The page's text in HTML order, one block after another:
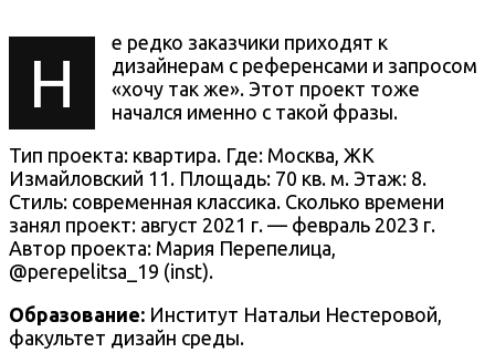
Н
е редко заказчики приходят к
дизайнерам с референсами и запросом
«хочу так же». Этот проект тоже
начался именно с такой фразы.
Тип проекта: квартира. Где: Москва, ЖК
Измайловский 11 . Площадь: 70 кв. м. Этаж: 8.
Стиль: современная классика. Сколько времени
занял проект: август 2021 г. — февраль 2023 г.
Автор проекта: Мария Перепелица,
@perepelitsa_19 (inst).
Образование: Институт Натальи Нестеровой,
факультет дизайн среды.